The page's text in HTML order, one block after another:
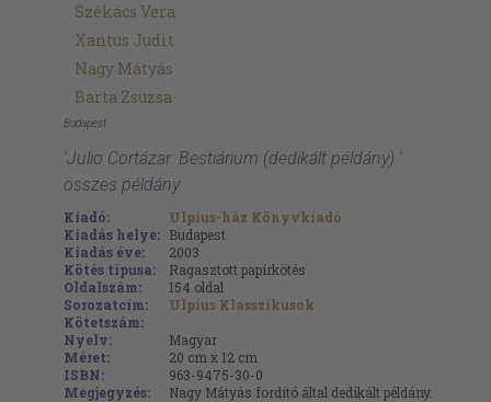
Székács Vera
Xantus Judit
Nagy Mátyás
Barta Zsuzsa
Budapest
'Julio Cortázar: Bestiárium (dedikált példány) '
összes példány
Kiadó:
Ulpius-ház Könyvkiadó
Kiadás helye: Budapest
Kiadás éve:
2003
Kötés típusa:
Ragasztott papírkötés
Oldalszám:
154 oldal
Sorozatcím:
Ulpius Klasszikusok
Kötetszám:
Nyelv:
Magyar
Méret:
20 cm x 12 cm
ISBN:
963-9475-30-0
Megjegyzés:
Nagy Mátyás fordító által dedikált példány.